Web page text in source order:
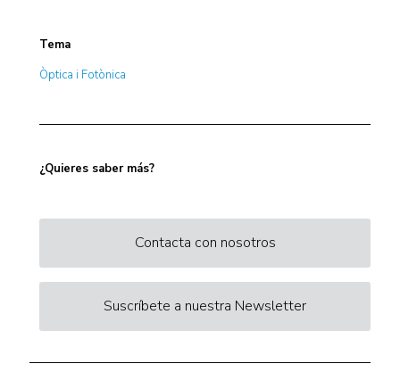
Tema
Òptica i Fotònica
¿Quieres saber más?
Contacta con nosotros
Suscríbete a nuestra Newsletter